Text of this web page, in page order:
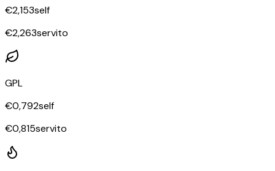
€2,153self
€2,263servito
GPL
€0,792self
€0,815servito